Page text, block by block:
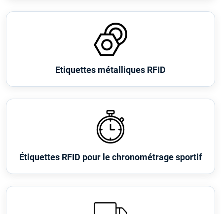
Etiquettes métalliques RFID
Étiquettes RFID pour le chronométrage sportif